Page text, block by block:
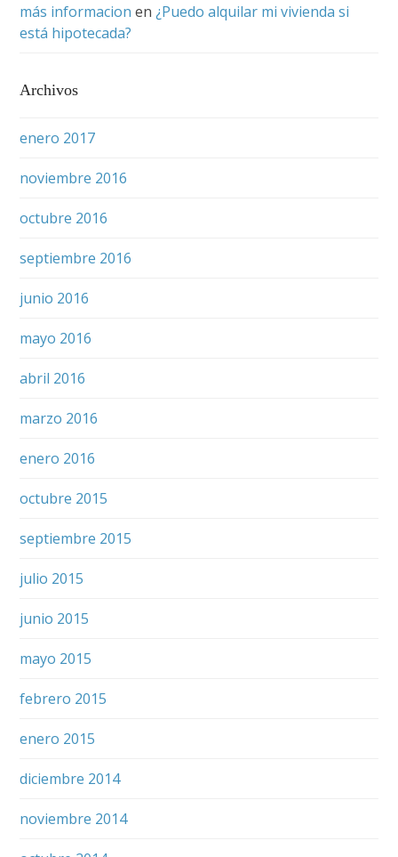
más informacion en¿Puedo alquilar mi vivienda si
está hipotecada?
Archivos
enero 2017
noviembre 2016
octubre 2016
septiembre 2016
junio 2016
mayo 2016
abril 2016
marzo 2016
enero 2016
octubre 2015
septiembre 2015
julio 2015
junio 2015
mayo 2015
febrero 2015
enero 2015
diciembre 2014
noviembre 2014